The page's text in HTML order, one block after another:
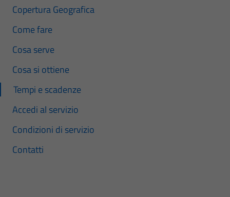
Copertura Geografica
Come fare
Cosa serve
Cosa si ottiene
Tempi e scadenze
Accedi al servizio
Condizioni di servizio
Contatti